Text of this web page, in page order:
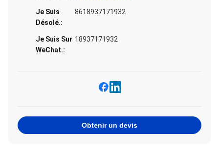
Je Suis
Désolé.:
8618937171932
Je Suis Sur
WeChat.:
18937171932
Obtenir un devis